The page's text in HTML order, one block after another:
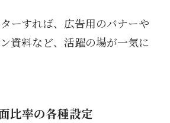
ーすれば、広告用のバナーや
資料など、活躍の場が一気に
比率の各種設定